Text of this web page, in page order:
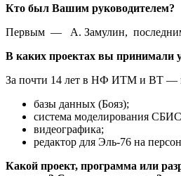
Кто был Вашим руководителем?
Первым — А. Замулин,
В каких проектах вы принимали
За почти 14 лет в НФ ИТМ и ВТ —
базы данных (Бояз);
система моделирования
видеографика;
редактор для Эль-76 на
Какой проект, программа или